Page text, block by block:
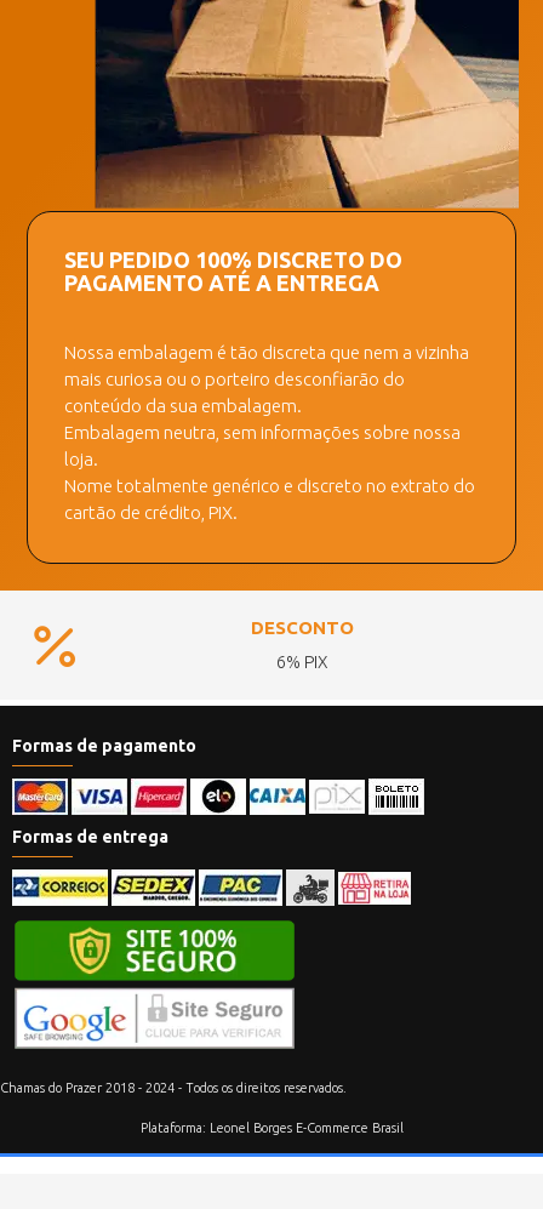
SEU PEDIDO 100% DISCRETO DO
PAGAMENTO ATÉ A ENTREGA
Nossa embalagem é tão discreta que nem a vizinha
mais curiosa ou o porteiro desconfiarão do
conteúdo da sua embalagem.
Embalagem neutra, sem informações sobre nossa
loja.
Nome totalmente genérico e discreto no extrato do
cartão de crédito, PIX.
DESCONTO
6% PIX
Formas de pagamento
Formas de entrega
Chamas do Prazer 2018 - 2024 - Todos os direitos reservados.
Plataforma: Leonel Borges E-Commerce Brasil